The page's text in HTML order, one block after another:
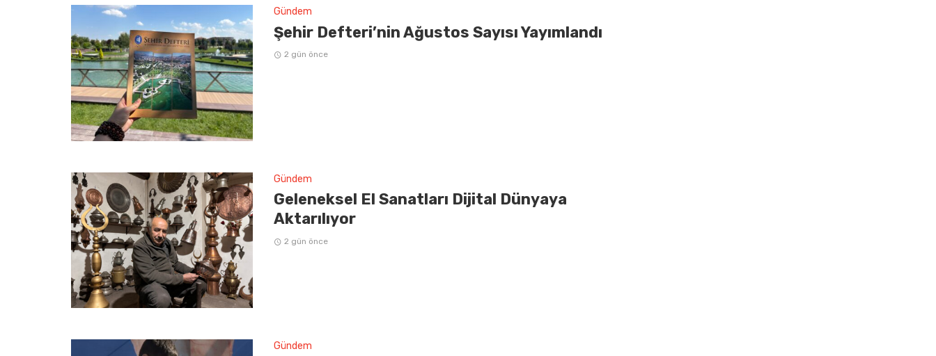
Gündem
Şehir Defteri’nin Ağustos Sayısı Yayımlandı
2 gün önce
Gündem
Geleneksel El Sanatları Dijital Dünyaya
Aktarılıyor
2 gün önce
Gündem